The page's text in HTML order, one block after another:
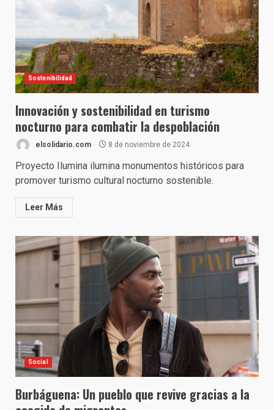
Sostenibilidad
Innovación y sostenibilidad en turismo
nocturno para combatir la despoblación
elsolidario.com 8 de noviembre de 2024
Proyecto Ilumina ilumina monumentos históricos para
promover turismo cultural nocturno sostenible.
Leer Más
Social
Burbáguena: Un pueblo que revive gracias a la